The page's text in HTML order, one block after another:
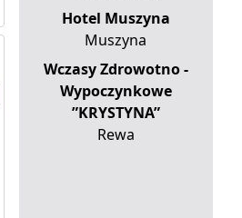
Hotel Muszyna
Muszyna
Wczasy Zdrowotno -
Wypoczynkowe
”KRYSTYNA”
Rewa